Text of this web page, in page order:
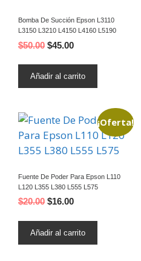
Bomba De Succión Epson L3110
L3150 L3210 L4150 L4160 L5190
$50.00 $45.00
Añadir al carrito
¡Oferta!
Fuente De Poder Para Epson L110
L120 L355 L380 L555 L575
$20.00 $16.00
Añadir al carrito